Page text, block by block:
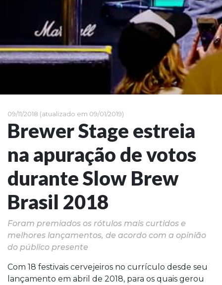
09/11/2018 (atualizado em 09/01/2019)
Brewer Stage estreia
na apuração de votos
durante Slow Brew
Brasil 2018
Foram premiados os rótulos mais curtidos e
melhores lançamentos, de acordo com a opinião
do público presente
Com 18 festivais cervejeiros no currículo desde seu
lançamento em abril de 2018, para os quais gerou